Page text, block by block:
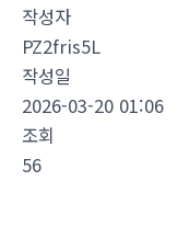
작성자
PZ2fris5L
작성일
2026-03-20 01:06
조회
56